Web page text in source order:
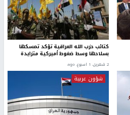
كتائب حزب الله العراقية تؤكد تمسكها
بسلاحها وسط ضغوط أميركية متزايدة
2 شهرين، 1 اسبوع. ago
شؤون عربية